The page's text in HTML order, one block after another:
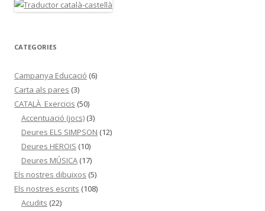
CATEGORIES
Campanya Educació (6)
Carta als pares (3)
CATALÀ_Exercicis (50)
Accentuació (jocs) (3)
Deures ELS SIMPSON (12)
Deures HEROIS (10)
Deures MÚSICA (17)
Els nostres dibuixos (5)
Els nostres escrits (108)
Acudits (22)